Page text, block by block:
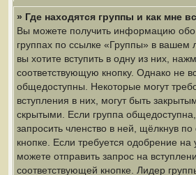
» Где находятся группы и как мне
Вы можете получить информацию
группах по ссылке «Группы» в вашем
вы хотите вступить в одну из них,
соответствующую кнопку. Однако не
общедоступны. Некоторые могут
вступления в них, могут быть
скрытыми. Если группа
запросить членство в ней, щёлкнув
кнопке. Если требуется одобрение на
можете отправить запрос на
соответствующей кнопке. Лидер